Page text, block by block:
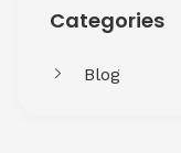
Categories
Blog